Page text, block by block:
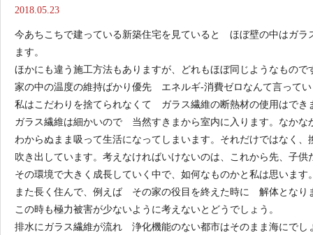
2018.05.23
今あちこちで建っている新築住宅を見ていると ほぼ壁の中はガラ
ます。
ほかにも違う施工方法もありますが、どれもほぼ同じようなもので
家の中の温度の維持ばかり優先 エネルギ-消費ゼロなんて言って
私はこだわりを捨てられなくて ガラス繊維の断熱材の使用はでき
ガラス繊維は細かいので 当然すきまから室内に入ります。なかな
わからぬまま吸って生活になってしまいます。それだけではなく、
吹き出しています。考えなければいけないのは、これから先、子供
その環境で大きく成長していく中で、如何なものかと私は思います
また長く住んで、例えば その家の役目を終えた時に 解体となり
この時も極力被害が少ないように考えないとどうでしょう。
排水にガラス繊維が流れ 浄化機能のない都市はそのまま海にでし